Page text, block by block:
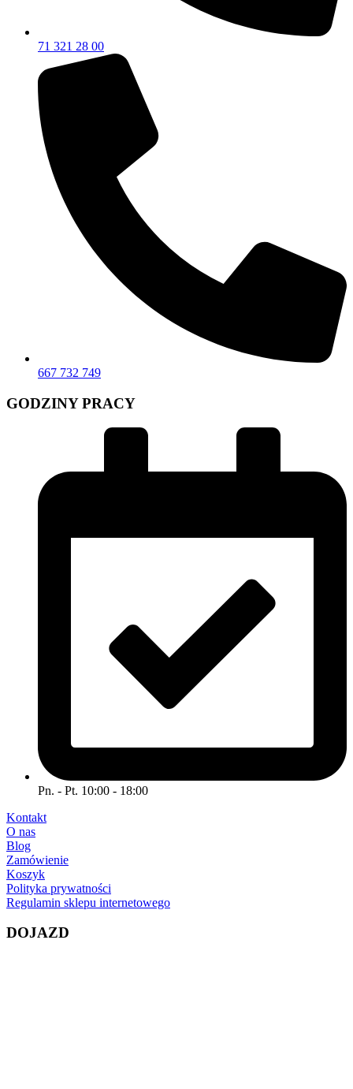
71 321 28 00
667 732 749
GODZINY PRACY
Pn. - Pt. 10:00 - 18:00
Kontakt
O nas
Blog
Zamówienie
Koszyk
Polityka prywatności
Regulamin sklepu internetowego
DOJAZD